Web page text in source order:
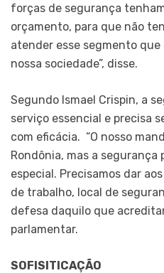
forças de segurança
orçamento, para que não
atender esse segmento
nossa sociedade”, disse.
Segundo Ismael Crispin, a
serviço essencial e precisa
com eficácia. “O nosso
Rondônia, mas a
especial. Precisamos dar
de trabalho, local de
defesa daquilo que
parlamentar.
SOFISITICAÇÃO